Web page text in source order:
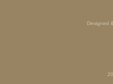
Designed